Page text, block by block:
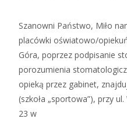
Szanowni Państwo, Miło
placówki oświatowo/
Góra, poprzez podpisanie
porozumienia
opieką przez gabinet,
(szkoła „sportowa”), przy
23 w